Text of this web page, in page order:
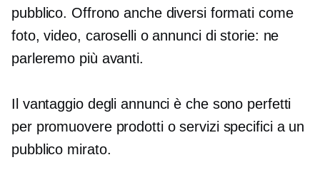
pubblico. Offrono anche diversi formati come
foto, video, caroselli o annunci di storie: ne
parleremo più avanti.
Il vantaggio degli annunci è che sono perfetti
per promuovere prodotti o servizi specifici a un
pubblico mirato.